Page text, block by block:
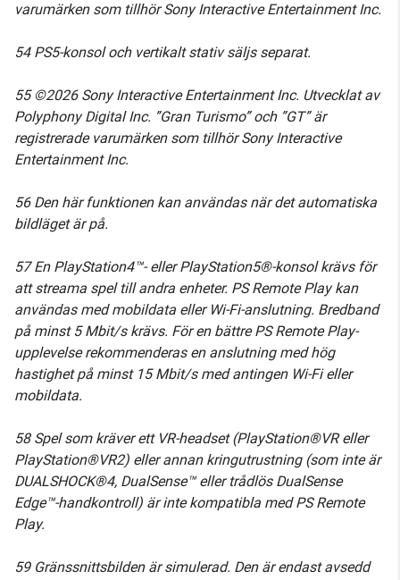
varumärken som tillhör Sony Interactive Entertainment Inc.
54 PS5-konsol och vertikalt stativ säljs separat.
55 ©2026 Sony Interactive Entertainment Inc. Utvecklat av
Polyphony Digital Inc. ”Gran Turismo” och ”GT” är
registrerade varumärken som tillhör Sony Interactive
Entertainment Inc.
56 Den här funktionen kan användas när det automatiska
bildläget är på.
57 En PlayStation4™- eller PlayStation5®-konsol krävs för
att streama spel till andra enheter. PS Remote Play kan
användas med mobildata eller Wi-Fi-anslutning. Bredband
på minst 5 Mbit/s krävs. För en bättre PS Remote Play-
upplevelse rekommenderas en anslutning med hög
hastighet på minst 15 Mbit/s med antingen Wi-Fi eller
mobildata.
58 Spel som kräver ett VR-headset (PlayStation®VR eller
PlayStation®VR2) eller annan kringutrustning (som inte är
DUALSHOCK®4, DualSense™ eller trådlös DualSense
Edge™-handkontroll) är inte kompatibla med PS Remote
Play.
59 Gränssnittsbilden är simulerad. Den är endast avsedd